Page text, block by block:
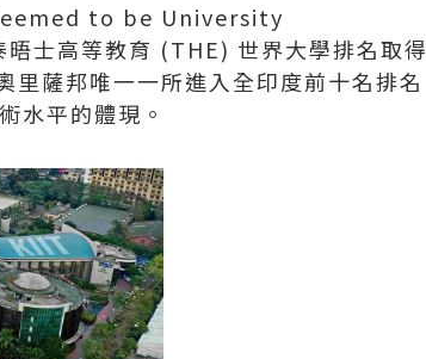
to be University
士高等教育 (THE) 世界大學排名取得
薩邦唯一一所進入全印度前十名排名
水平的體現。